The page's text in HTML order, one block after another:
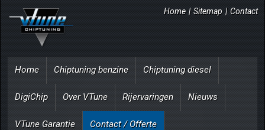
Home | Sitemap | Contact
Home Chiptuning benzine Chiptuning diesel
DigiChip Over VTune Rijervaringen Nieuws
VTune Garantie Contact / Offerte